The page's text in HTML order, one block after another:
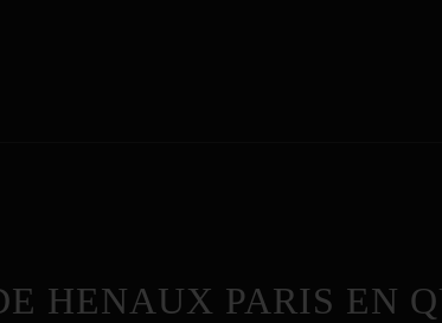
HENAUX PARIS EN